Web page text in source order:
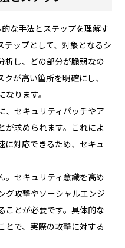
な手法とステップを理解す
テップとして、対象となるシ
析し、どの部分が脆弱なの
が高い箇所を明確にし、
ります。
、セキュリティパッチやア
が求められます。これによ
に対応できるため、セキュ
。セキュリティ意識を高め
グ攻撃やソーシャルエンジ
ことが必要です。具体的な
とで、実際の攻撃に対する